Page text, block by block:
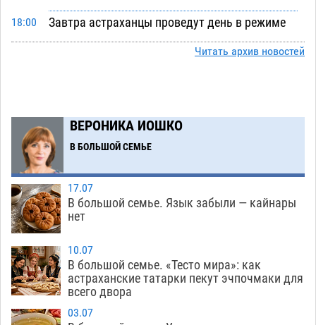
18:00
Завтра астраханцы проведут день в режиме
экстремальной температурной нагрузки
07.08 633
16:24
Игорь Редькин проинспектировал
коммунальную готовность астраханского
земельного массива для льготников
07.08 488
15:28
Тяга к сверхскоростям обошлась
астраханской логистической компании в 400
тысяч рублей
07.08
14:44
Астраханские кутилы сменили барные стойки
на полицейские дежурки
Читать архив новостей
ВЕРОНИКА ИОШКО
В БОЛЬШОЙ СЕМЬЕ
17.07
В большой семье. Язык забыли — кайнары
нет
10.07
В большой семье. «Тесто мира»: как
астраханские татарки пекут эчпочмаки для
всего двора
03.07